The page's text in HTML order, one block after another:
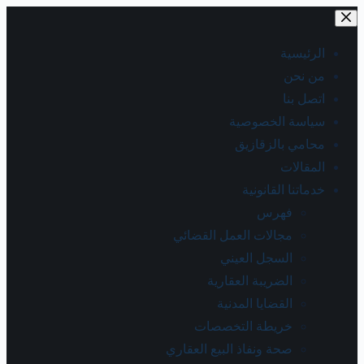
الرئيسية
من نحن
اتصل بنا
سياسة الخصوصية
محامي بالزقازيق
المقالات
خدماتنا القانونية
فهرس
مجالات العمل القضائي
السجل العيني
الضريبة العقارية
القضايا المدنية
خريطة التخصصات
صحة ونفاذ البيع العقاري